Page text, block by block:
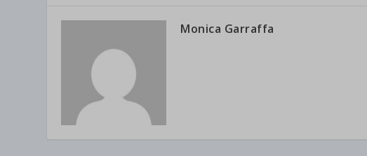
Monica Garraffa